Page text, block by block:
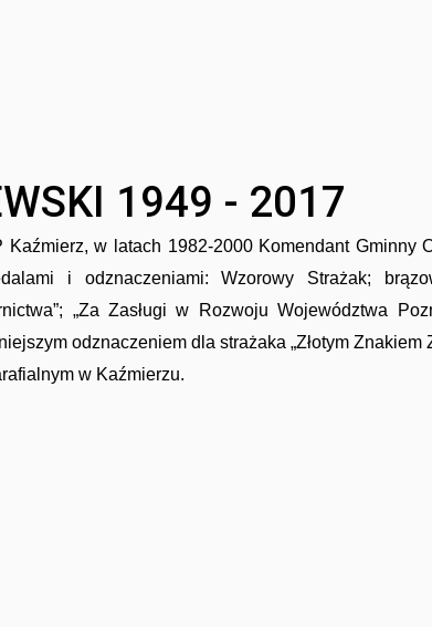
1949 - 2017
w latach 1982-2000 Komendant Gminny
i odznaczeniami: Wzorowy Strażak;
„Za Zasługi w Rozwoju Województwa
odznaczeniem dla strażaka „Złotym Znakiem
w Kaźmierzu.